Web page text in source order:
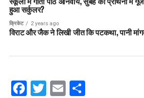
हुआ सर्कुलर?
क्रिकेट 2 years ago
विराट और जैक ने लिखी जीत कि पटकथा, पानी
Facebook
Twitter
EmailShare